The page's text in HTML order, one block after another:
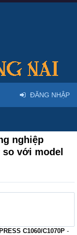
nông nghiệp
nghiệp
so với model
C1060/C1070P -
ĐĂNG NHẬP